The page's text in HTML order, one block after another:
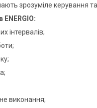
зрозуміле керування
ENERGIO:
інтервалів;
виконання;